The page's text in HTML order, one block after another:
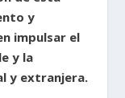
y
impulsar el
y la
y extranjera.